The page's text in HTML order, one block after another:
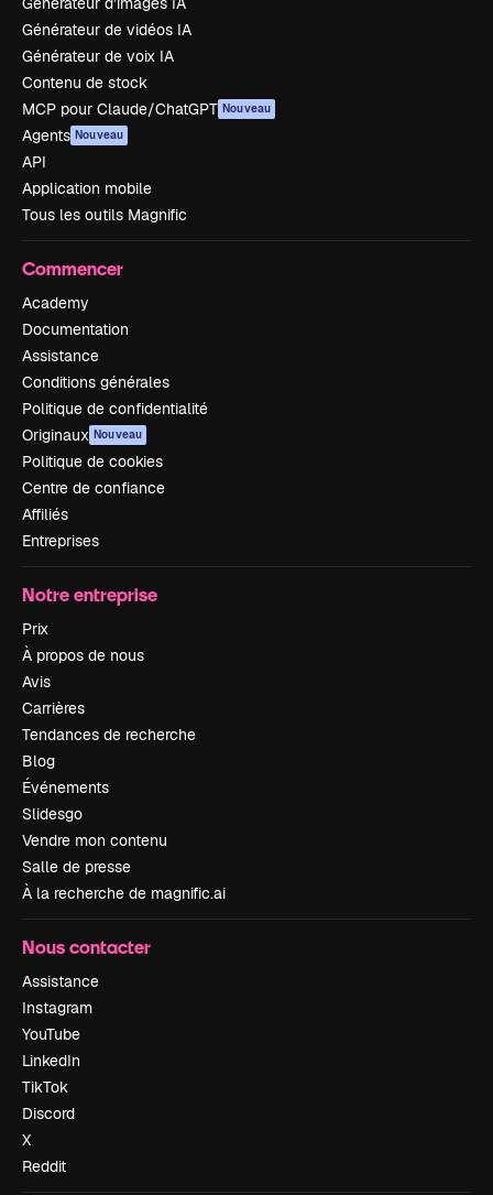
Générateur de vidéos IA
Générateur de voix IA
Contenu de stock
MCP pour Claude/ChatGPT Nouveau
Agents Nouveau
API
Application mobile
Tous les outils Magnific
Commencer
Academy
Documentation
Assistance
Conditions générales
Politique de confidentialité
Originaux Nouveau
Politique de cookies
Centre de confiance
Affiliés
Entreprises
Notre entreprise
Prix
À propos de nous
Avis
Carrières
Tendances de recherche
Blog
Événements
Slidesgo
Vendre mon contenu
Salle de presse
À la recherche de magnific.ai
Nous contacter
Assistance
Instagram
YouTube
LinkedIn
TikTok
Discord
X
Reddit